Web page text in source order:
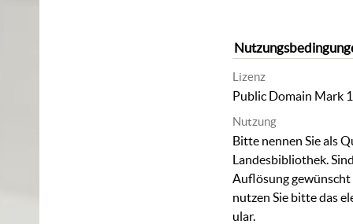
Lizenz
Public Domain Mark
Nutzung
Bitte nennen Sie als
Landesbibliothek.
Auflösung
nutzen Sie bitte das
ular.